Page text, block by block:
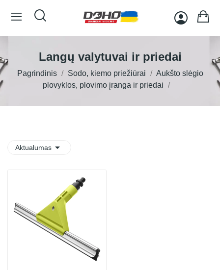
Langų valytuvai ir priedai
Pagrindinis Sodo, kiemo priežiūrai
Aukšto slėgio
plovyklos, plovimo įranga ir priedai
Aktualumas 